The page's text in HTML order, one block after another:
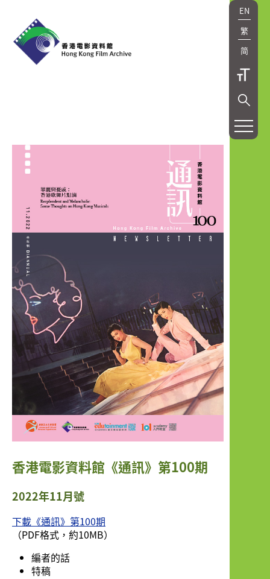
EN
繁
简
香港電影資料館《通訊》第100期
2022年11月號
下載《通訊》第100期
（PDF格式，約10MB）
編者的話
特稿